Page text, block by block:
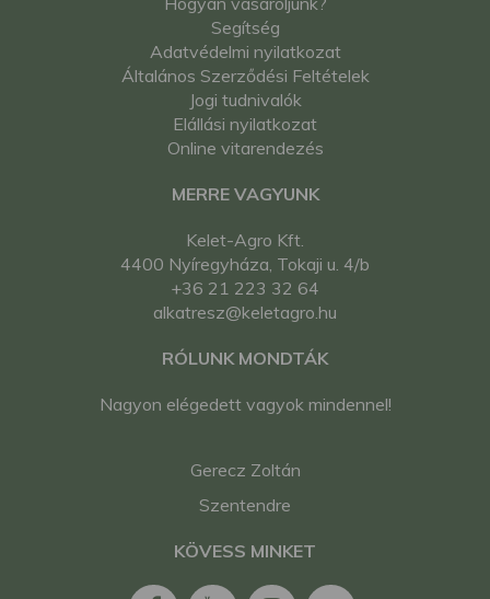
Segítség
Adatvédelmi nyilatkozat
Általános Szerződési Feltételek
Jogi tudnivalók
Elállási nyilatkozat
Online vitarendezés
MERRE VAGYUNK
Kelet-Agro Kft.
4400 Nyíregyháza, Tokaji u. 4/b
+36 21 223 32 64
alkatresz@keletagro.hu
RÓLUNK MONDTÁK
Nagyon elégedett vagyok mindennel!
Gerecz Zoltán
Szentendre
KÖVESS MINKET